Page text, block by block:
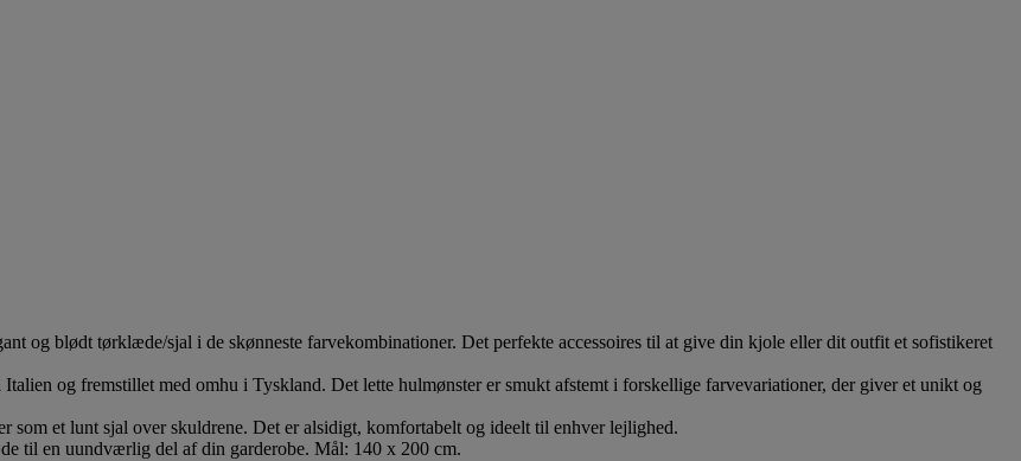
og blødt tørklæde/sjal i de skønneste farvekombinationer. Det perfekte accessoires til at give din kjole eller dit outfit et sofistikeret
og fremstillet med omhu i Tyskland. Det lette hulmønster er smukt afstemt i forskellige farvevariationer, der giver et unikt og
et lunt sjal over skuldrene. Det er alsidigt, komfortabelt og ideelt til enhver lejlighed.
til en uundværlig del af din garderobe. Mål: 140 x 200 cm.